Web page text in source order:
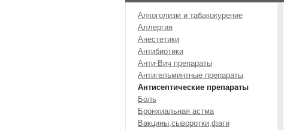
Алкоголизм и табакокурение
Аллергия
Анестетики
Антибиотики
Анти-Вич препараты
Антигельминтные препараты
Антисептические препараты
Боль
Бронхиальная астма
Вакцины,сыворотки,фаги